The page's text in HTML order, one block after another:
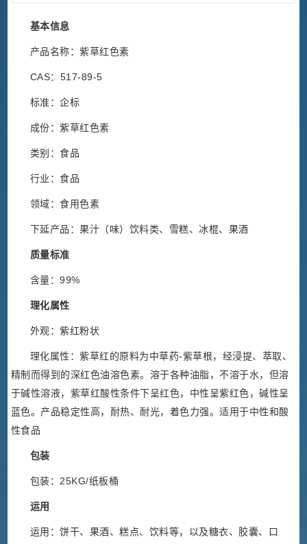
基本信息
产品名称：紫草红色素
CAS：517-89-5
标准：企标
成份：紫草红色素
类别：食品
行业：食品
领域：食用色素
下延产品：果汁（味）饮料类、雪糕、冰棍、果酒
质量标准
含量：99%
理化属性
外观：紫红粉状
理化属性：紫草红的原料为中草药-紫草根，经浸提、萃取、
精制而得到的深红色油溶色素。溶于各种油脂，不溶于水，但溶
于碱性溶液，紫草红酸性条件下呈红色，中性呈紫红色，碱性呈
蓝色。产品稳定性高，耐热、耐光，着色力强。适用于中性和酸
性食品
包装
包装：25KG/纸板桶
运用
运用：饼干、果酒、糕点、饮料等，以及糖衣、胶囊、口